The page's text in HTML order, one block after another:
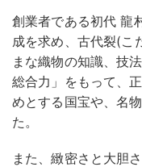
創業者である初代 龍
成を求め、古代裂(こ
まな織物の知識、技
総合力」をもって、
めとする国宝や、名
た。
また、緻密さと大胆